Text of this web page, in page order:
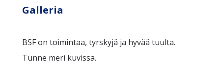
Galleria
BSF on toimintaa, tyrskyjä ja hyvää tuulta.
Tunne meri kuvissa.